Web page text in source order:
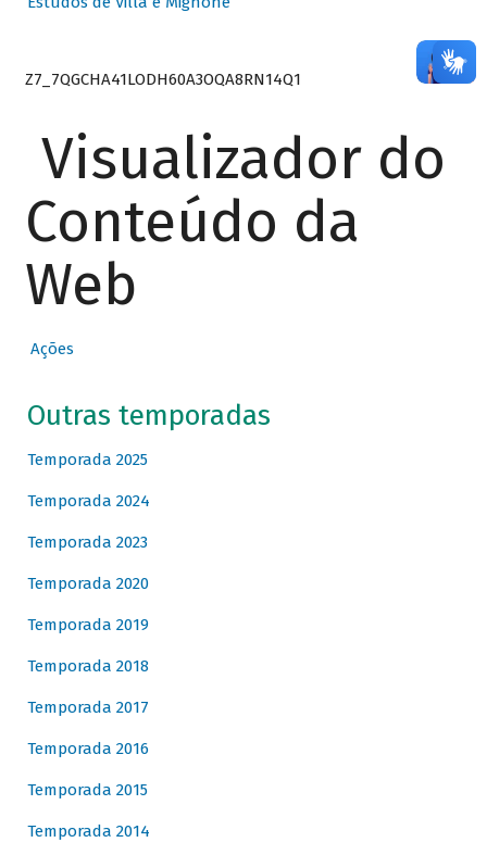
Z7_7QGCHA41LODH60A3OQA8RN14Q1
Visualizador do
Conteúdo da
Web
Ações
Outras temporadas
Temporada 2025
Temporada 2024
Temporada 2023
Temporada 2020
Temporada 2019
Temporada 2018
Temporada 2017
Temporada 2016
Temporada 2015
Temporada 2014